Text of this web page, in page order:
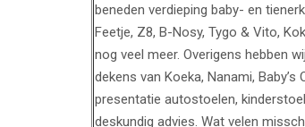
beneden verdieping baby- en
Feetje, Z8, B-Nosy, Tygo & Vito,
nog veel meer. Overigens hebben
dekens van Koeka, Nanami,
presentatie autostoelen,
deskundig advies. Wat velen